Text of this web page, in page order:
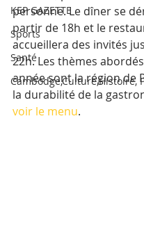
KEP GAZETTE
Sports
Santé
Cambodge,Culture,Histoire,
personne. Le dîner se
partir de 18h et le
accueillera des invités
22h. Les thèmes
année sont la région de
la durabilité de la
voir le menu.